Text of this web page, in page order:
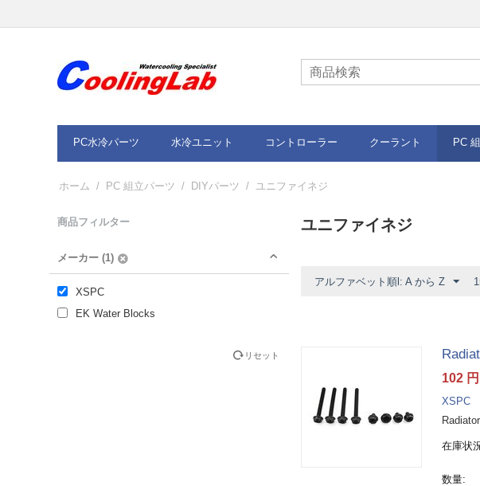
PC水冷パーツ 水冷ユニット コントローラー クーラント PC
ホーム / PC 組立パーツ / DIYパーツ / ユニファイネジ
商品フィルター
メーカー (1)
XSPC
EK Water Blocks
リセット
ユニファイネジ
アルファベット順l: A から Z
102 円
XSPC
在庫状
数量: